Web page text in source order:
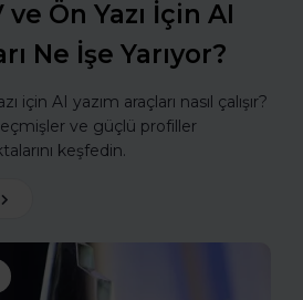
Ön Yazı İçin AI
Ne İşe Yarıyor?
için AI yazım araçları nasıl çalışır?
ve güçlü profiller
keşfedin.